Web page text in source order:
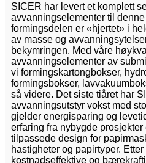
SICER har levert et komplett
avvanningselementer til
formingsdelen er «hjertet» i
av masse og
bekymringen. Med våre
avvanningselementer av
vi formingskartongbokser,
formingsbokser,
så videre. Det siste tiåret har
avvanningsutstyr vokst med
gjelder energisparing og
erfaring fra nybygde
tilpassede design for
hastigheter og papirtyper.
kostnadseffektive og